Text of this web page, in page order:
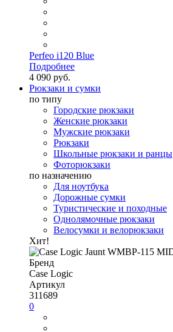
Perfeo i120 Blue
Подробнее
4 090 руб.
Рюкзаки и сумки
по типу
Городские рюкзаки
Женские рюкзаки
Мужские рюкзаки
Рюкзаки
Школьные рюкзаки и ранцы
Фоторюкзаки
по назначению
Для ноутбука
Дорожные сумки
Туристические и походные
Однолямочные рюкзаки
Велосумки и велорюкзаки
Хит!
Бренд
Case Logic
Артикул
311689
0